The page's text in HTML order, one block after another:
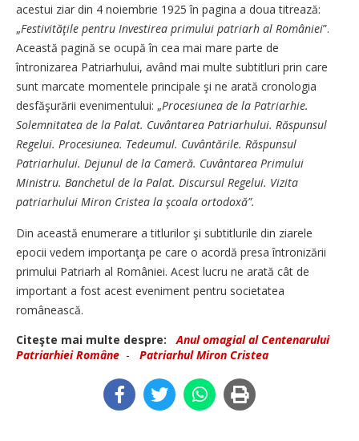
acestui ziar din 4 noiembrie 1925 în pagina a doua titrează:
„Festivităţile pentru Investirea primului patriarh al României”.
Această pagină se ocupă în cea mai mare parte de
întronizarea Patriarhului, având mai multe subtitluri prin care
sunt marcate momentele principale şi ne arată cronologia
desfăşurării evenimentului: „Procesiunea de la Patriarhie.
Solemnitatea de la Palat. Cuvântarea Patriarhului. Răspunsul
Regelui. Procesiunea. Tedeumul. Cuvântările. Răspunsul
Patriarhului. Dejunul de la Cameră. Cuvântarea Primului
Ministru. Banchetul de la Palat. Discursul Regelui. Vizita
patriarhului Miron Cristea la şcoala ortodoxă”.
Din această enumerare a titlurilor şi subtitlurile din ziarele
epocii vedem importanţa pe care o acordă presa întronizării
primului Patriarh al României. Acest lucru ne arată cât de
important a fost acest eveniment pentru societatea
românească.
Citeşte mai multe despre:
Anul omagial al Centenarului
Patriarhiei Române - Patriarhul Miron Cristea